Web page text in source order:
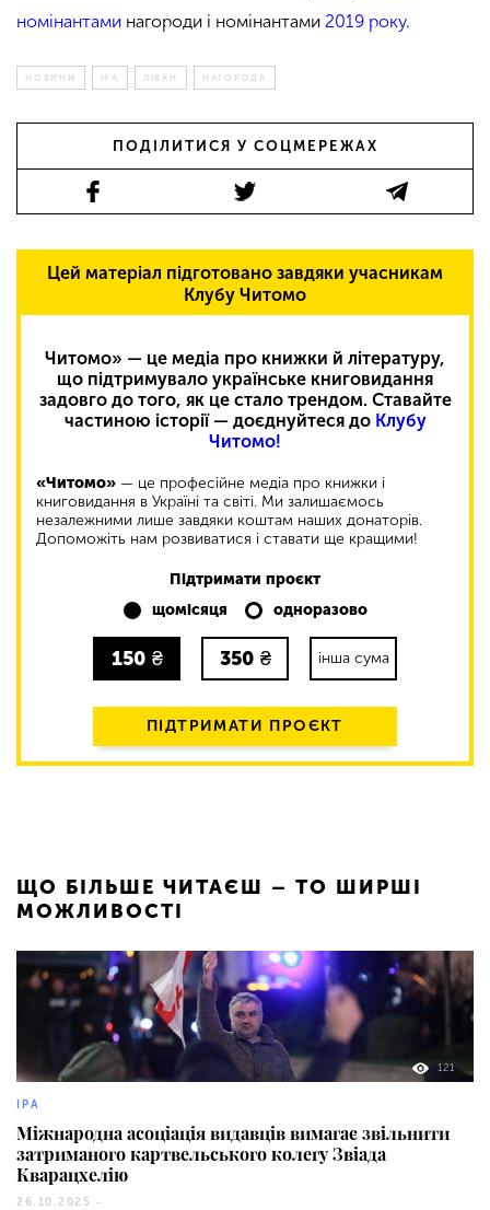
номінантами нагороди і номінантами 2019 року.
НОВИНИ IPA ЛІВАН НАГОРОДА
ПОДІЛИТИСЯ У СОЦМЕРЕЖАХ
Цей матеріал підготовано завдяки учасникам
Клубу Читомо
Читомо» — це медіа про книжки й літературу,
що підтримувало українське книговидання
задовго до того, як це стало трендом. Ставайте
частиною історії — доєднуйтеся до Клубу
Читомо!
«Читомо» — це професійне медіа про книжки і
книговидання в Україні та світі. Ми залишаємось
незалежними лише завдяки коштам наших донаторів.
Допоможіть нам розвиватися і ставати ще кращими!
Підтримати проєкт
щомісяця
одноразово
150 ₴ 350 ₴ інша сума
ПІДТРИМАТИ ПРОЄКТ
ЩО БІЛЬШЕ ЧИТАЄШ – ТО ШИРШІ
МОЖЛИВОСТІ
121
IPA
Міжнародна асоціація видавців вимагає звільнити
затриманого картвельського колегу Звіада
Кварацхелію
26.10.2025 -